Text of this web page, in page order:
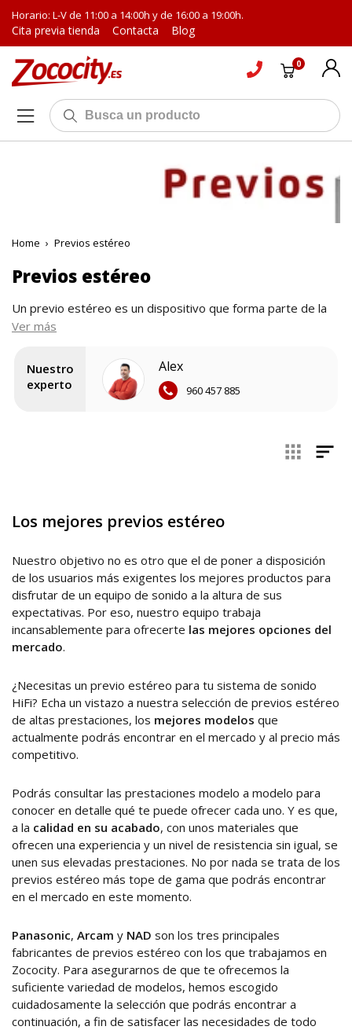
Horario: L-V de 11:00 a 14:00h y de 16:00 a 19:00h.
Cita previa tienda Contacta Blog
0
Home › Previos estéreo
Previos estéreo
Un previo estéreo es un dispositivo que forma parte de la
cadena HiFi a fin de aumentar el nivel de la señal y conseguir
En Zococity contamos con una amplia variedad de previos
estéreo, fabricados por algunas de las mejores firmas del
Ver más
Nuestro
experto
Alex
960 457 885
Los mejores previos estéreo
Nuestro objetivo no es otro que el de poner a disposición
de los usuarios más exigentes los mejores productos para
disfrutar de un equipo de sonido a la altura de sus
expectativas. Por eso, nuestro equipo trabaja
incansablemente para ofrecerte las mejores opciones del
mercado.
¿Necesitas un previo estéreo para tu sistema de sonido
HiFi? Echa un vistazo a nuestra selección de previos estéreo
de altas prestaciones, los mejores modelos que
actualmente podrás encontrar en el mercado y al precio más
competitivo.
Podrás consultar las prestaciones modelo a modelo para
conocer en detalle qué te puede ofrecer cada uno. Y es que,
a la calidad en su acabado, con unos materiales que
ofrecen una experiencia y un nivel de resistencia sin igual, se
unen sus elevadas prestaciones. No por nada se trata de los
previos estéreo más tope de gama que podrás encontrar
en el mercado en este momento.
Panasonic, Arcam y NAD son los tres principales
fabricantes de previos estéreo con los que trabajamos en
Zococity. Para asegurarnos de que te ofrecemos la
suficiente variedad de modelos, hemos escogido
cuidadosamente la selección que podrás encontrar a
continuación, a fin de satisfacer las necesidades de todo